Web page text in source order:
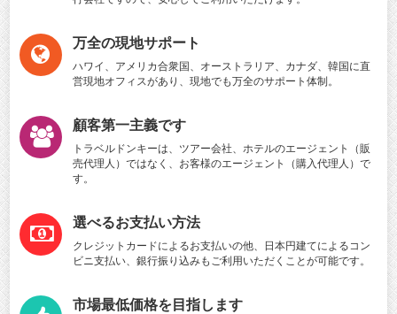
万全の現地サポート
ハワイ、アメリカ合衆国、オーストラリア、カナダ、韓国に直
営現地オフィスがあり、現地でも万全のサポート体制。
顧客第一主義です
トラベルドンキーは、ツアー会社、ホテルのエージェント（販
売代理人）ではなく、お客様のエージェント（購入代理人）で
す。
選べるお支払い方法
クレジットカードによるお支払いの他、日本円建てによるコン
ビニ支払い、銀行振り込みもご利用いただくことが可能です。
市場最低価格を目指します